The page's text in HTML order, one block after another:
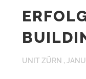
UNIT ZÜRN ,